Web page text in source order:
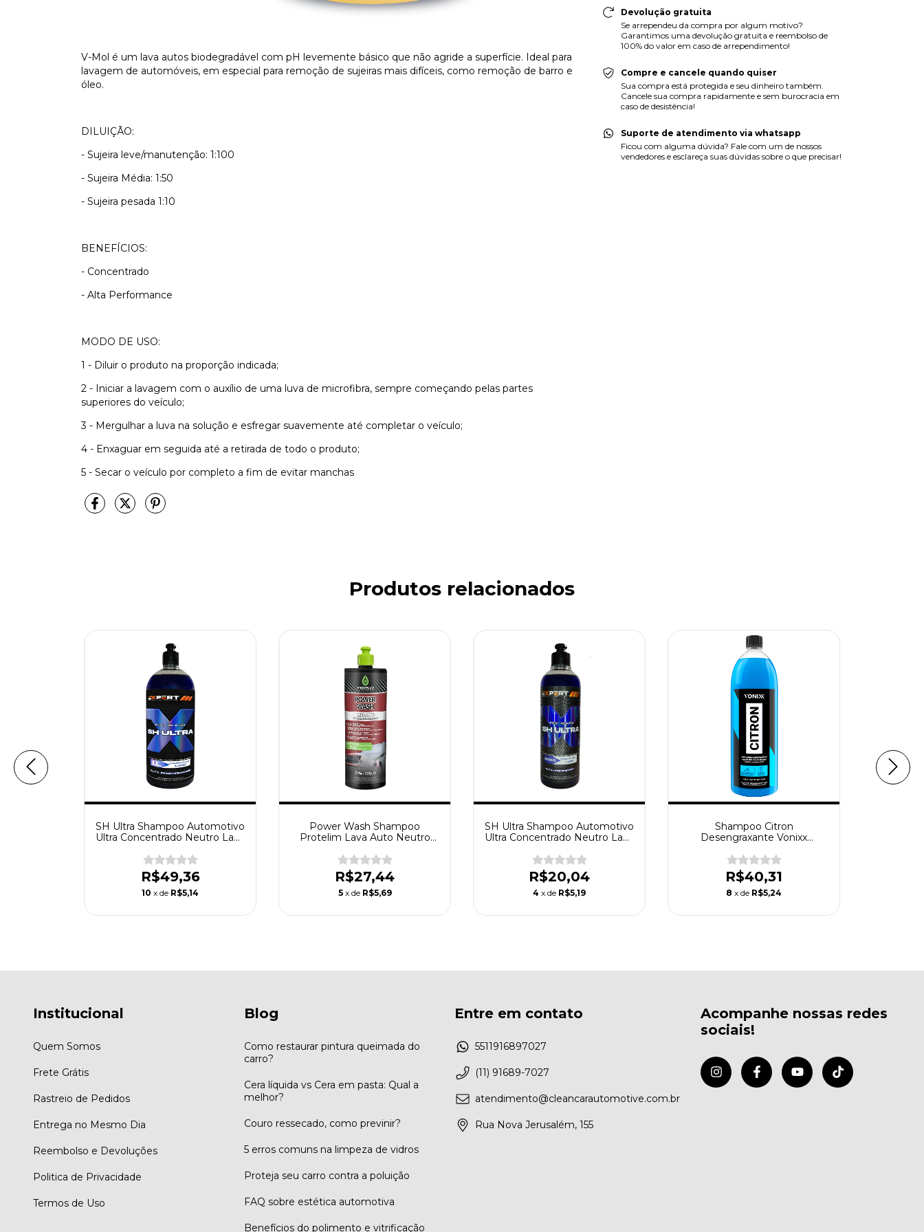
V-Mol é um lava autos biodegradável com pH levemente básico que não agride a superfície. Ideal para
lavagem de automóveis, em especial para remoção de sujeiras mais difíceis, como remoção de barro e
óleo.
DILUIÇÃO:
- Sujeira leve/manutenção: 1:100
- Sujeira Média: 1:50
- Sujeira pesada 1:10
BENEFÍCIOS:
- Concentrado
- Alta Performance
MODO DE USO:
1 - Diluir o produto na proporção indicada;
2 - Iniciar a lavagem com o auxílio de uma luva de microfibra, sempre começando pelas partes
superiores do veículo;
3 - Mergulhar a luva na solução e esfregar suavemente até completar o veículo;
4 - Enxaguar em seguida até a retirada de todo o produto;
5 - Secar o veículo por completo a fim de evitar manchas
Devolução gratuita
Se arrependeu da compra por algum motivo?
Garantimos uma devolução gratuita e reembolso de
100% do valor em caso de arrependimento!
Compre e cancele quando quiser
Sua compra está protegida e seu dinheiro também.
Cancele sua compra rapidamente e sem burocracia em
caso de desistência!
Suporte de atendimento via whatsapp
Ficou com alguma dúvida? Fale com um de nossos
vendedores e esclareça suas dúvidas sobre o que precisar!
Produtos relacionados
SH Ultra Shampoo Automotivo
Ultra Concentrado Neutro Lava
R$49,36
10 x de R$5,14
Power Wash Shampoo
Protelim Lava Auto Neutro
Cereja 500ml
R$27,44
5 x de R$5,69
SH Ultra Shampoo Automotivo
Ultra Concentrado Neutro Lava
R$20,04
4 x de R$5,19
Shampoo Citron
Desengraxante Vonixx
Auto 1,5L
R$40,31
8 x de R$5,24
Institucional
Quem Somos
Frete Grátis
Rastreio de Pedidos
Entrega no Mesmo Dia
Reembolso e Devoluções
Politica de Privacidade
Termos de Uso
Blog
Como restaurar pintura queimada do
carro?
Cera líquida vs Cera em pasta: Qual a
melhor?
Couro ressecado, como previnir?
5 erros comuns na limpeza de vidros
Proteja seu carro contra a poluição
FAQ sobre estética automotiva
Benefícios do polimento e vitrificação
Entre em contato
5511916897027
(11) 91689-7027
atendimento@cleancarautomotive.com.br
Rua Nova Jerusalém, 155
Acompanhe nossas redes
sociais!